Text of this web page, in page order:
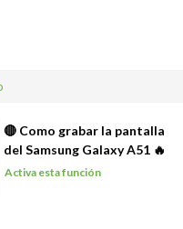
🔴 Como grabar la pantalla
del Samsung Galaxy A51 🔥
Activa esta función